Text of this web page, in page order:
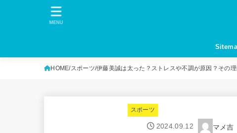
MENU
HOME スポーツ 伊藤美誠は太った？ストレスや不調が原因？その理
スポーツ
2024.09.12 マメ吉